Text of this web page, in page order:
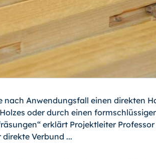
nach Anwendungsfall einen direkten
oder durch einen
erklärt Projektleiter
direkte Verbund ...